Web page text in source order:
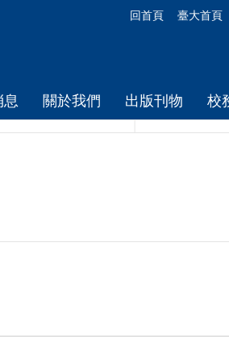
回首頁 臺大首頁
息 關於我們 出版刊物 校